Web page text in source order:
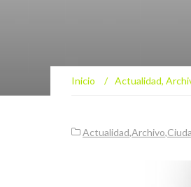
Inicio / Actualidad,
Actualidad,Archivo,